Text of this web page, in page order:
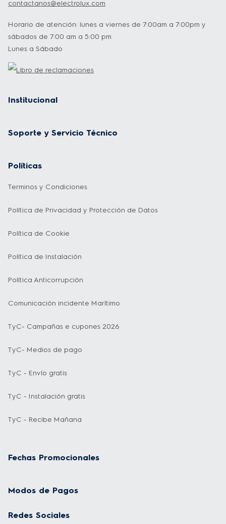
contactanos@electrolux.com
Horario de atención: lunes a viernes de 7:00am a 7:00pm y
sábados de 7:00 am a 5:00 pm
Lunes a Sábado
Institucional
Soporte y Servicio Técnico
Políticas
Terminos y Condiciones
Política de Privacidad y Protección de Datos
Política de Cookie
Política de Instalación
Política Anticorrupción
Comunicación incidente Marítimo
TyC- Campañas e cupones 2026
TyC- Medios de pago
TyC - Envío gratis
TyC - Instalación gratis
TyC - Recibe Mañana
Fechas Promocionales
Modos de Pagos
Redes Sociales